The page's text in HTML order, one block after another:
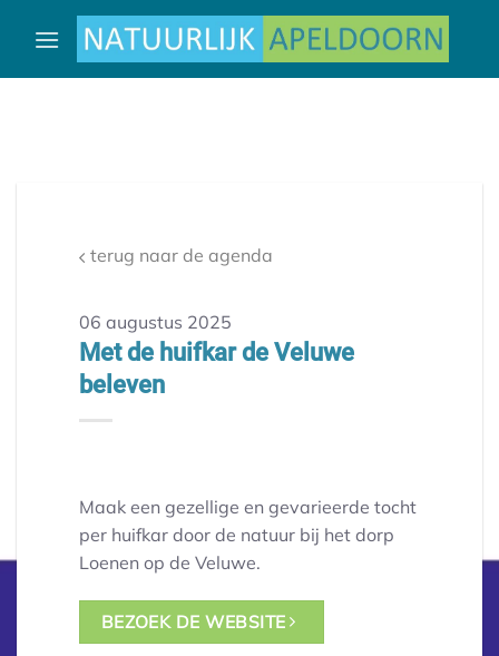
naar
terug naar de agenda
06 augustus 2025
Met de huifkar de Veluwe
beleven
Maak een gezellige en gevarieerde tocht
per huifkar door de natuur bij het dorp
Loenen op de Veluwe.
BEZOEK DE WEBSITE